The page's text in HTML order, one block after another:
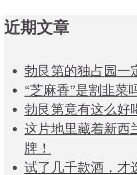
近期文章
勃艮第的独占园一
“芝麻香”是割韭菜
勃艮第竟有这么好
这片地里藏着新西
牌！
试了几千款酒，才